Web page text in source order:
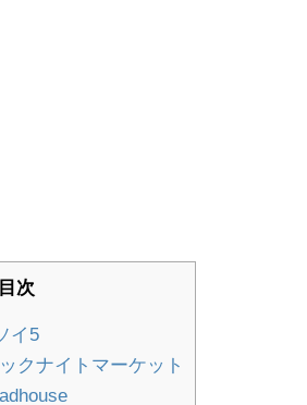
目次
イ5
クナイトマーケット